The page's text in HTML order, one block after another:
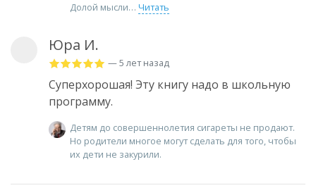
Долой мысли
Читать
Юра И.
— 5 лет назад
Суперхорошая! Эту книгу надо в школьную
программу.
Детям до совершеннолетия сигареты не продают.
Но родители многое могут сделать для того, чтобы
их дети не закурили.